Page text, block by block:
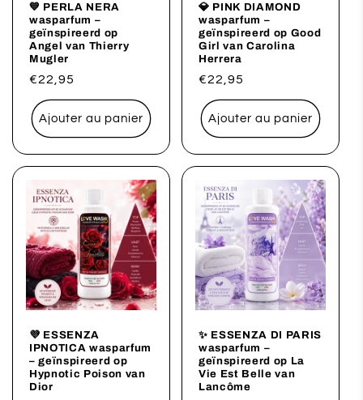
💙 PERLA NERA
wasparfum –
geïnspireerd op
Angel van Thierry
Mugler
Prix
habituel
€22,95
Ajouter au panier
💎 PINK DIAMOND
wasparfum –
geïnspireerd op Good
Girl van Carolina
Herrera
Prix
habituel
€22,95
Ajouter au panier
💜 ESSENZA
IPNOTICA wasparfum
– geïnspireerd op
Hypnotic Poison van
Dior
✨ ESSENZA DI PARIS
wasparfum –
geïnspireerd op La
Vie Est Belle van
Lancôme